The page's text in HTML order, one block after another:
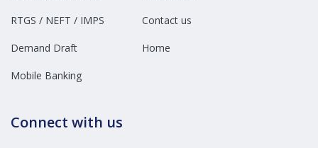
RTGS / NEFT / IMPS
Demand Draft
Mobile Banking
Contact us
Home
Connect with us